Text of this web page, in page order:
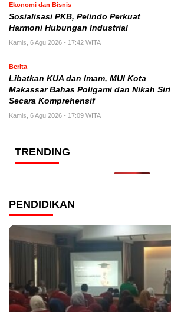
Ekonomi dan Bisnis
Sosialisasi PKB, Pelindo Perkuat
Harmoni Hubungan Industrial
Kamis, 6 Agu 2026 - 17:42 WITA
Berita
Libatkan KUA dan Imam, MUI Kota
Makassar Bahas Poligami dan Nikah Siri
Secara Komprehensif
Kamis, 6 Agu 2026 - 17:09 WITA
TRENDING
PENDIDIKAN